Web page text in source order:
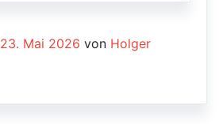
23. Mai 2026 von Holger